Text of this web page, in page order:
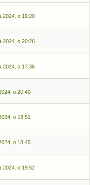
2024, o 19:20
2024, o 20:26
2024, o 17:36
o 20:40
o 18:51
o 18:45
2024, o 19:52